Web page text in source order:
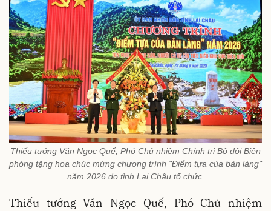
Thiếu tướng Văn Ngọc Quế, Phó Chủ nhiệm Chính trị Bộ đội Biên
phòng tặng hoa chúc mừng chương trình "Điểm tựa của bản làng"
năm 2026 do tỉnh Lai Châu tổ chức.
Thiếu tướng Văn Ngọc Quế, Phó Chủ nhiệm